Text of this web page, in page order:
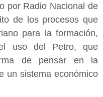
por Radio Nacional de
de los procesos que
para la formación,
uso del Petro, que
de pensar en la
un sistema económico